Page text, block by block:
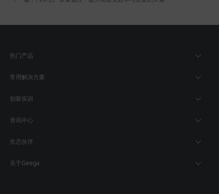
热门产品
常用解决方案
创新实训
资讯中心
生态伙伴
关于Geega